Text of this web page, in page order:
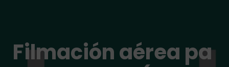
Filmación aérea pa